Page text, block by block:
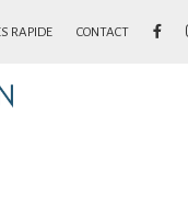
RAPIDE CONTACT